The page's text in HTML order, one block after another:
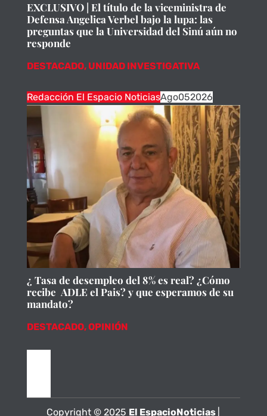
EXCLUSIVO | El título de la viceministra de
Defensa Angelica Verbel bajo la lupa: las
preguntas que la Universidad del Sinú aún no
responde
DESTACADO, UNIDAD INVESTIGATIVA
Redacción El Espacio NoticiasAgo052026
¿ Tasa de desempleo del 8% es real? ¿Cómo
recibe ADLE el Pais? y que esperamos de su
mandato?
DESTACADO,OPINIÓN
Copyright © 2025 El EspacioNoticias